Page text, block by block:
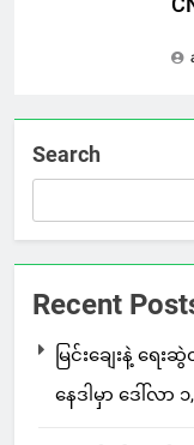
Search
Recent
မြင်းချေးနဲ့ ရ
နေဒါမှာ ဒေါ်လာ